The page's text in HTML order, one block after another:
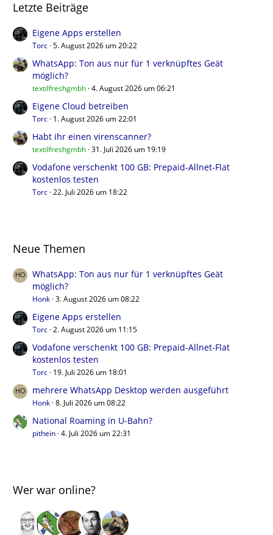
Letzte Beiträge
Eigene Apps erstellen
Torc 5. August 2026 um 20:22
WhatsApp: Ton aus nur für 1 verknüpftes Geät
möglich?
textilfreshgmbh 4. August 2026 um 06:21
Eigene Cloud betreiben
Torc 1. August 2026 um 22:01
Habt ihr einen virenscanner?
textilfreshgmbh 31. Juli 2026 um 19:19
Vodafone verschenkt 100 GB: Prepaid-Allnet-Flat
kostenlos testen
Torc 22. Juli 2026 um 18:22
Neue Themen
WhatsApp: Ton aus nur für 1 verknüpftes Geät
möglich?
Honk 3. August 2026 um 08:22
Eigene Apps erstellen
Torc 2. August 2026 um 11:15
Vodafone verschenkt 100 GB: Prepaid-Allnet-Flat
kostenlos testen
Torc 19. Juli 2026 um 18:01
mehrere WhatsApp Desktop werden ausgeführt
Honk 8. Juli 2026 um 08:22
National Roaming in U-Bahn?
pithein 4. Juli 2026 um 22:31
Wer war online?